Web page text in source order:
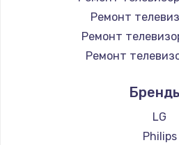
Ремонт
Ремонт
Ремонт
Ремонт
Ремонт
Ремонт
LG
Philips